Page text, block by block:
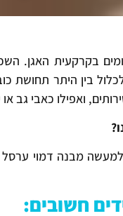
סימפטומים בקרקעית
בין היתר תחושת
ואפילו כאבי גב או
?
מבנה דמוי ערסל
חשובים: